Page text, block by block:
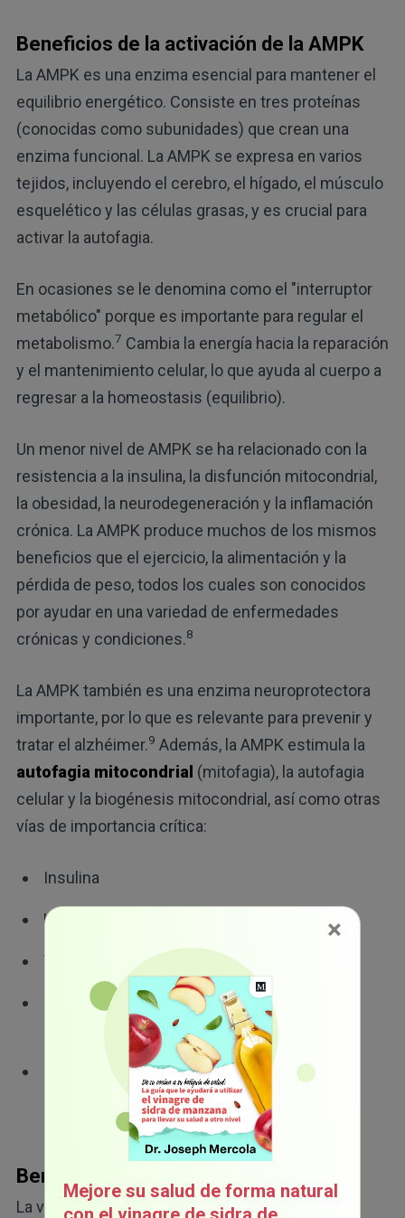
Beneficios de la activación de la AMPK
La AMPK es una enzima esencial para mantener el
equilibrio energético. Consiste en tres proteínas
(conocidas como subunidades) que crean una
enzima funcional. La AMPK se expresa en varios
tejidos, incluyendo el cerebro, el hígado, el músculo
esquelético y las células grasas, y es crucial para
activar la autofagia.
En ocasiones se le denomina como el "interruptor
metabólico" porque es importante para regular el
metabolismo.7 Cambia la energía hacia la reparación
y el mantenimiento celular, lo que ayuda al cuerpo a
regresar a la homeostasis (equilibrio).
Un menor nivel de AMPK se ha relacionado con la
resistencia a la insulina, la disfunción mitocondrial,
la obesidad, la neurodegeneración y la inflamación
crónica. La AMPK produce muchos de los mismos
beneficios que el ejercicio, la alimentación y la
pérdida de peso, todos los cuales son conocidos
por ayudar en una variedad de enfermedades
crónicas y condiciones.8
La AMPK también es una enzima neuroprotectora
importante, por lo que es relevante para prevenir y
tratar el alzhéimer.9 Además, la AMPK estimula la
autofagia mitocondrial (mitofagia), la autofagia
celular y la biogénesis mitocondrial, así como otras
vías de importancia crítica:
Insulina
Leptina
Vía mTOR
Factor de crecimiento similar a la insulina 1
Proliferador activado por el receptor gamma
coactivador 1-alfa (PGC-1α)
Beneficios de inhibir la vía mTOR
La vía MTOR también es muy importante para
×
Mejore su salud de forma natural